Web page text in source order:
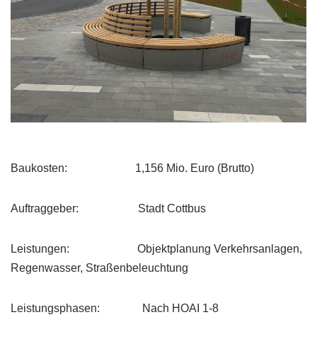
Baukosten: 1,156 Mio. Euro (Brutto)
Auftraggeber: Stadt Cottbus
Leistungen: Objektplanung Verkehrsanlagen,
Regenwasser, Straßenbeleuchtung
Leistungsphasen: Nach HOAI 1-8